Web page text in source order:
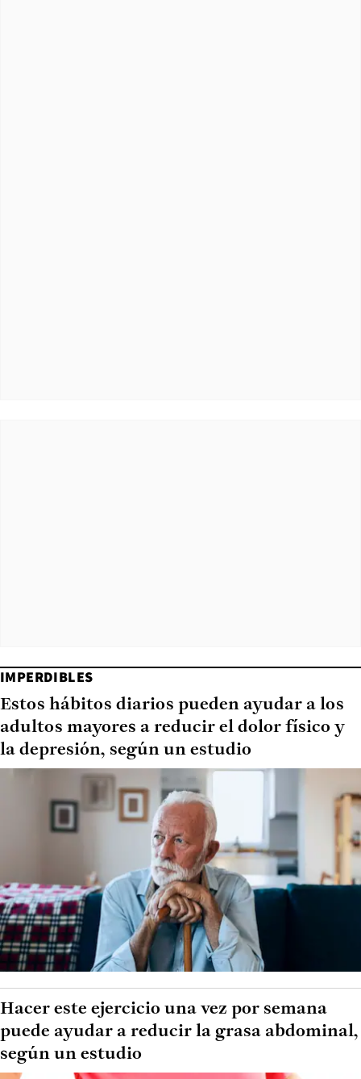
IMPERDIBLES
Estos hábitos diarios pueden ayudar a los
adultos mayores a reducir el dolor físico y
la depresión, según un estudio
Hacer este ejercicio una vez por semana
puede ayudar a reducir la grasa abdominal,
según un estudio